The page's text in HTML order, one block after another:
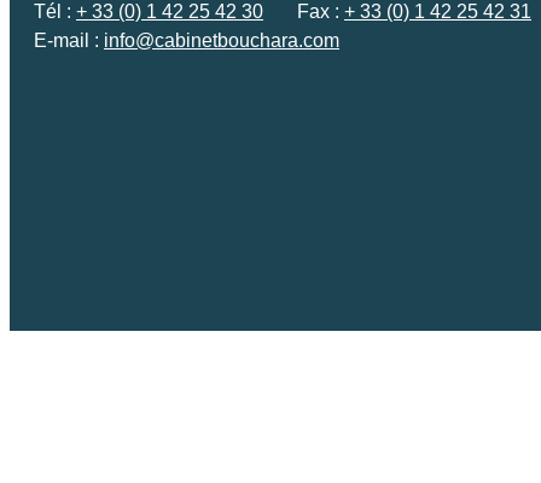
Tél : + 33 (0) 1 42 25 42 30 Fax : + 33 (0) 1 42 25 42 31
E-mail : info@cabinetbouchara.com